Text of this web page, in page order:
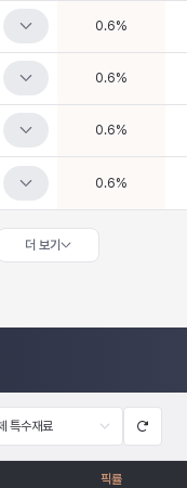
0.6%
0.6%
0.6%
0.6%
더 보기
특수재료
픽률